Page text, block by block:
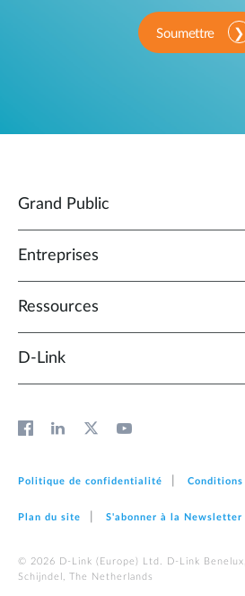
Soumettre
Grand Public
Entreprises
Ressources
D‑Link
Politique de confidentialité
Plan du site S'abonner à la Newsletter
© 2026 D‑Link (Europe) Ltd. D-Link
Schijndel, The Netherlands